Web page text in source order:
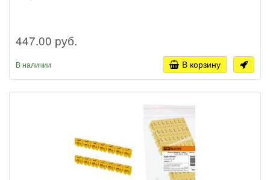
447.00 руб.
В наличии В корзину